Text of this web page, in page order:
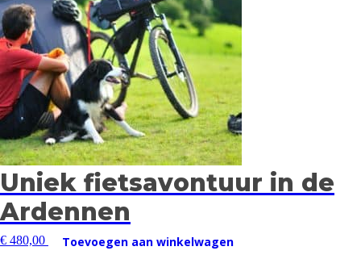
Uniek fietsavontuur in de
Ardennen
€ 480,00 Toevoegen aan winkelwagen